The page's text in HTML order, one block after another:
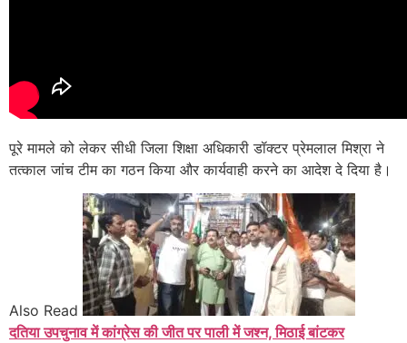
पूरे मामले को लेकर सीधी जिला शिक्षा अधिकारी डॉक्टर प्रेमलाल मिश्रा ने
तत्काल जांच टीम का गठन किया और कार्यवाही करने का आदेश दे दिया है।
Also Read
दतिया उपचुनाव में कांग्रेस की जीत पर पाली में जश्न, मिठाई बांटकर